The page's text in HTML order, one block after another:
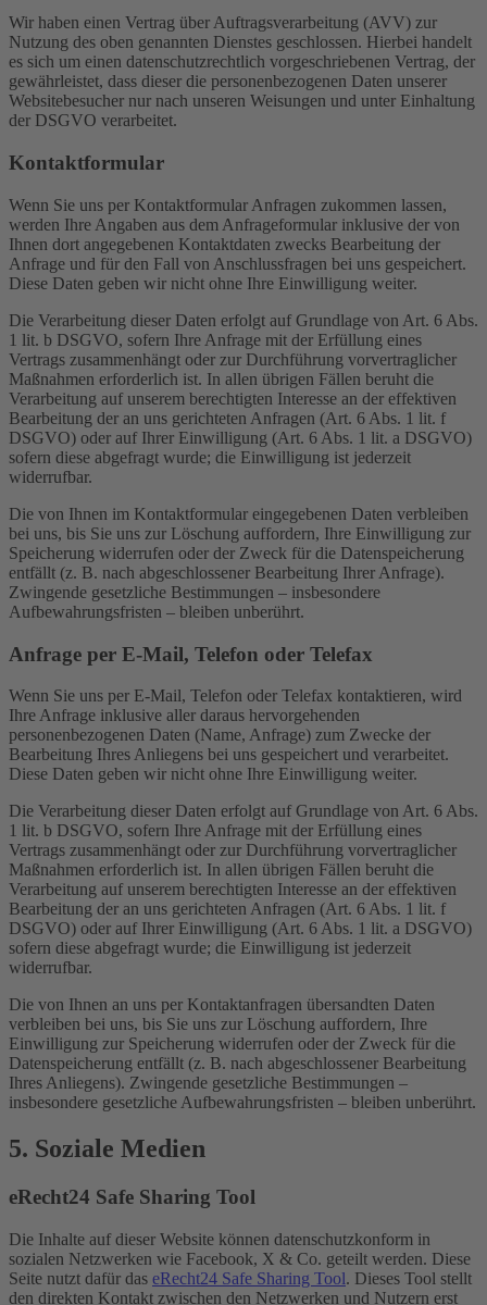
Wir haben einen Vertrag über Auftragsverarbeitung (AVV) zur
Nutzung des oben genannten Dienstes geschlossen. Hierbei handelt
es sich um einen datenschutzrechtlich vorgeschriebenen Vertrag, der
gewährleistet, dass dieser die personenbezogenen Daten unserer
Websitebesucher nur nach unseren Weisungen und unter Einhaltung
der DSGVO verarbeitet.
Kontaktformular
Wenn Sie uns per Kontaktformular Anfragen zukommen lassen,
werden Ihre Angaben aus dem Anfrageformular inklusive der von
Ihnen dort angegebenen Kontaktdaten zwecks Bearbeitung der
Anfrage und für den Fall von Anschlussfragen bei uns gespeichert.
Diese Daten geben wir nicht ohne Ihre Einwilligung weiter.
Die Verarbeitung dieser Daten erfolgt auf Grundlage von Art. 6 Abs.
1 lit. b DSGVO, sofern Ihre Anfrage mit der Erfüllung eines
Vertrags zusammenhängt oder zur Durchführung vorvertraglicher
Maßnahmen erforderlich ist. In allen übrigen Fällen beruht die
Verarbeitung auf unserem berechtigten Interesse an der effektiven
Bearbeitung der an uns gerichteten Anfragen (Art. 6 Abs. 1 lit. f
DSGVO) oder auf Ihrer Einwilligung (Art. 6 Abs. 1 lit. a DSGVO)
sofern diese abgefragt wurde; die Einwilligung ist jederzeit
widerrufbar.
Die von Ihnen im Kontaktformular eingegebenen Daten verbleiben
bei uns, bis Sie uns zur Löschung auffordern, Ihre Einwilligung zur
Speicherung widerrufen oder der Zweck für die Datenspeicherung
entfällt (z. B. nach abgeschlossener Bearbeitung Ihrer Anfrage).
Zwingende gesetzliche Bestimmungen – insbesondere
Aufbewahrungsfristen – bleiben unberührt.
Anfrage per E-Mail, Telefon oder Telefax
Wenn Sie uns per E-Mail, Telefon oder Telefax kontaktieren, wird
Ihre Anfrage inklusive aller daraus hervorgehenden
personenbezogenen Daten (Name, Anfrage) zum Zwecke der
Bearbeitung Ihres Anliegens bei uns gespeichert und verarbeitet.
Diese Daten geben wir nicht ohne Ihre Einwilligung weiter.
Die Verarbeitung dieser Daten erfolgt auf Grundlage von Art. 6 Abs.
1 lit. b DSGVO, sofern Ihre Anfrage mit der Erfüllung eines
Vertrags zusammenhängt oder zur Durchführung vorvertraglicher
Maßnahmen erforderlich ist. In allen übrigen Fällen beruht die
Verarbeitung auf unserem berechtigten Interesse an der effektiven
Bearbeitung der an uns gerichteten Anfragen (Art. 6 Abs. 1 lit. f
DSGVO) oder auf Ihrer Einwilligung (Art. 6 Abs. 1 lit. a DSGVO)
sofern diese abgefragt wurde; die Einwilligung ist jederzeit
widerrufbar.
Die von Ihnen an uns per Kontaktanfragen übersandten Daten
verbleiben bei uns, bis Sie uns zur Löschung auffordern, Ihre
Einwilligung zur Speicherung widerrufen oder der Zweck für die
Datenspeicherung entfällt (z. B. nach abgeschlossener Bearbeitung
Ihres Anliegens). Zwingende gesetzliche Bestimmungen –
insbesondere gesetzliche Aufbewahrungsfristen – bleiben unberührt.
5. Soziale Medien
eRecht24 Safe Sharing Tool
Die Inhalte auf dieser Website können datenschutzkonform in
sozialen Netzwerken wie Facebook, X & Co. geteilt werden. Diese
Seite nutzt dafür das eRecht24 Safe Sharing Tool. Dieses Tool stellt
den direkten Kontakt zwischen den Netzwerken und Nutzern erst